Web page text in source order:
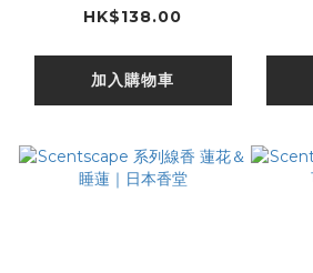
｜日本香堂
HK$138.00
加入購物車